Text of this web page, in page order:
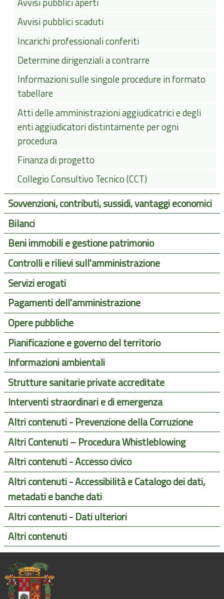
Avvisi pubblici scaduti
Incarichi professionali conferiti
Determine dirigenziali a contrarre
Informazioni sulle singole procedure in formato
tabellare
Atti delle amministrazioni aggiudicatrici e degli
enti aggiudicatori distintamente per ogni
procedura
Finanza di progetto
Collegio Consultivo Tecnico (CCT)
Sovvenzioni, contributi, sussidi, vantaggi economici
Bilanci
Beni immobili e gestione patrimonio
Controlli e rilievi sull'amministrazione
Servizi erogati
Pagamenti dell'amministrazione
Opere pubbliche
Pianificazione e governo del territorio
Informazioni ambientali
Strutture sanitarie private accreditate
Interventi straordinari e di emergenza
Altri contenuti - Prevenzione della Corruzione
Altri Contenuti – Procedura Whistleblowing
Altri contenuti - Accesso civico
Altri contenuti - Accessibilità e Catalogo dei dati,
metadati e banche dati
Altri contenuti - Dati ulteriori
Altri contenuti